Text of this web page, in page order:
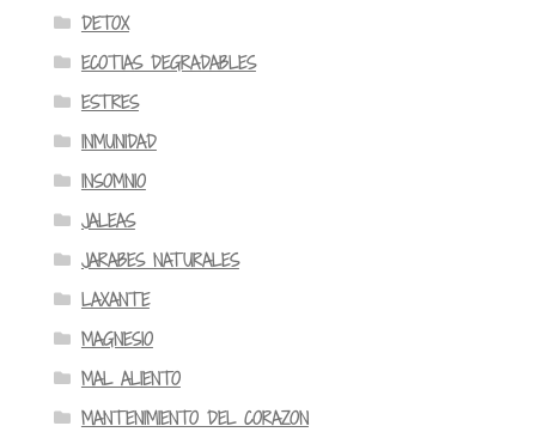
DETOX
ECOTIAS DEGRADABLES
ESTRES
INMUNIDAD
INSOMNIO
JALEAS
JARABES NATURALES
LAXANTE
MAGNESIO
MAL ALIENTO
MANTENIMIENTO DEL CORAZON